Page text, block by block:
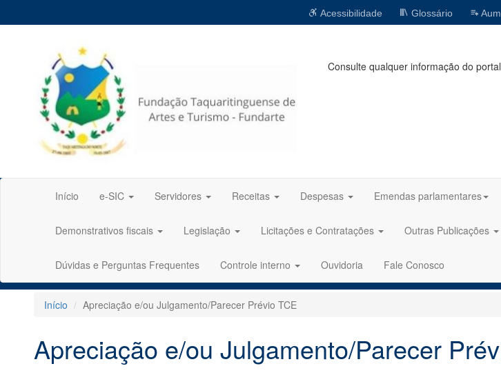
Acessibilidade Glossário
Consulte qualquer informação do
Início e-SIC Servidores Receitas Despesas Emendas parlamentares
Demonstrativos fiscais Legislação Licitações e Contratações Outras Publicações
Dúvidas e Perguntas Frequentes Controle interno Ouvidoria Fale Conosco
Início Apreciação e/ou Julgamento/Parecer Prévio TCE
Apreciação e/ou Julgamento/Parecer